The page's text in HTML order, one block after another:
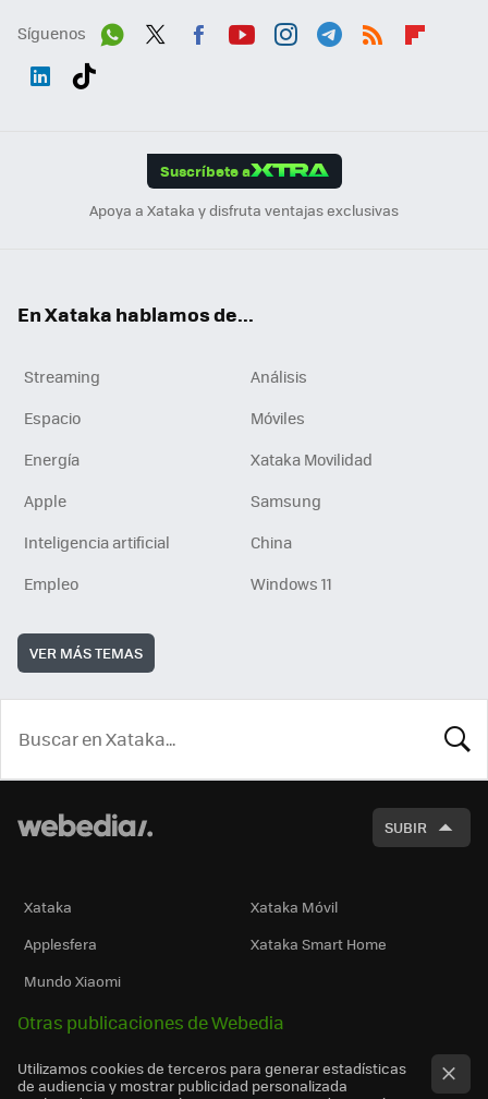
Síguenos
Suscríbete a
Apoya a Xataka y disfruta ventajas exclusivas
En Xataka hablamos de...
Streaming
Análisis
Espacio
Móviles
Energía
Xataka Movilidad
Apple
Samsung
Inteligencia artificial
China
Empleo
Windows 11
VER MÁS TEMAS
SUBIR
Xataka
Xataka Móvil
Applesfera
Xataka Smart Home
Mundo Xiaomi
Otras publicaciones de Webedia
Utilizamos cookies de terceros para generar estadísticas
de audiencia y mostrar publicidad personalizada